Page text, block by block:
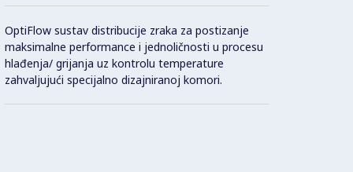
OptiFlow sustav distribucije zraka za postizanje
maksimalne performance i jednoličnosti u procesu
hlađenja/ grijanja uz kontrolu temperature
zahvaljujući specijalno dizajniranoj komori.